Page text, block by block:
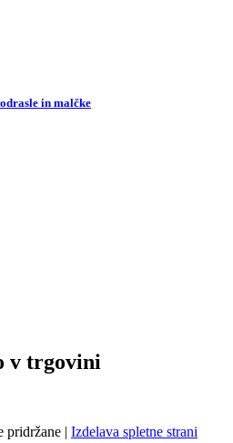
in malčke
v trgovini
pridržane | Izdelava spletne strani